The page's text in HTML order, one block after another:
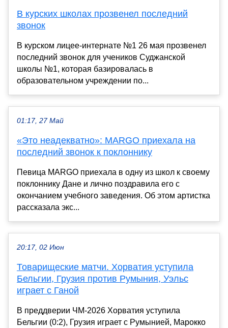
В курских школах прозвенел последний
звонок
В курском лицее-интернате №1 26 мая прозвенел
последний звонок для учеников Суджанской
школы №1, которая базировалась в
образовательном учреждении по...
01:17, 27 Май
«Это неадекватно»: MARGO приехала на
последний звонок к поклоннику
Певица MARGO приехала в одну из школ к своему
поклоннику Дане и лично поздравила его с
окончанием учебного заведения. Об этом артистка
рассказала экс...
20:17, 02 Июн
Товарищеские матчи. Хорватия уступила
Бельгии, Грузия против Румыния, Уэльс
играет с Ганой
В преддверии ЧМ-2026 Хорватия уступила
Бельгии (0:2), Грузия играет с Румынией, Марокко